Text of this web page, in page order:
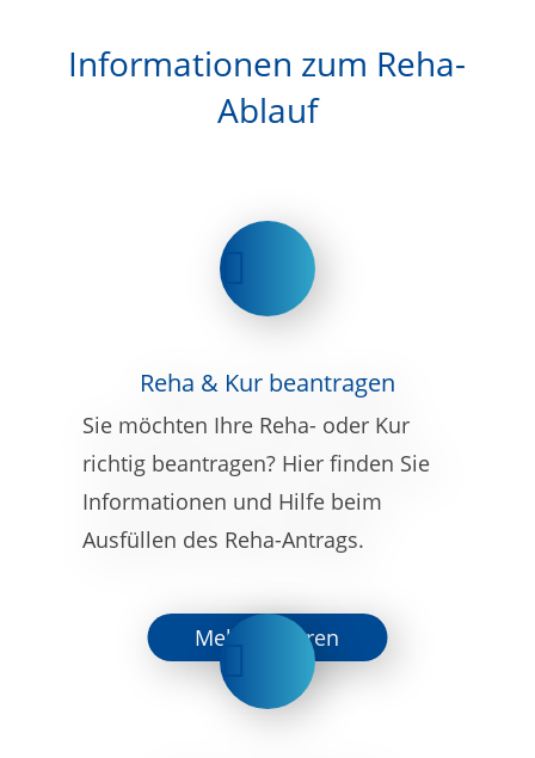
Informationen zum Reha-
Ablauf
Reha & Kur beantragen
Sie möchten Ihre Reha- oder Kur
richtig beantragen? Hier finden Sie
Informationen und Hilfe beim
Ausfüllen des Reha-Antrags.
Mehr erfahren